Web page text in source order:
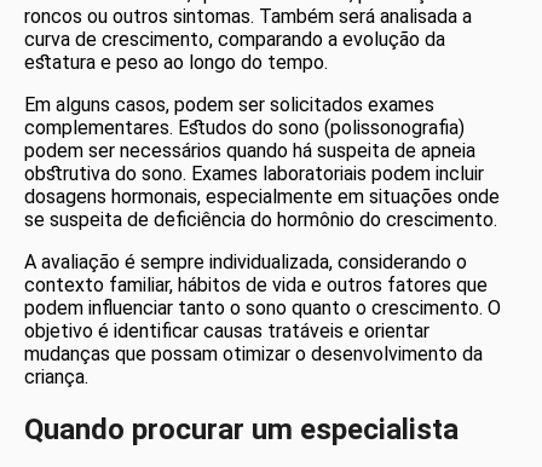
roncos ou outros sintomas. Também será analisada a
curva de crescimento, comparando a evolução da
estatura e peso ao longo do tempo.
Em alguns casos, podem ser solicitados exames
complementares. Estudos do sono (polissonografia)
podem ser necessários quando há suspeita de apneia
obstrutiva do sono. Exames laboratoriais podem incluir
dosagens hormonais, especialmente em situações onde
se suspeita de deficiência do hormônio do crescimento.
A avaliação é sempre individualizada, considerando o
contexto familiar, hábitos de vida e outros fatores que
podem influenciar tanto o sono quanto o crescimento. O
objetivo é identificar causas tratáveis e orientar
mudanças que possam otimizar o desenvolvimento da
criança.
Quando procurar um especialista